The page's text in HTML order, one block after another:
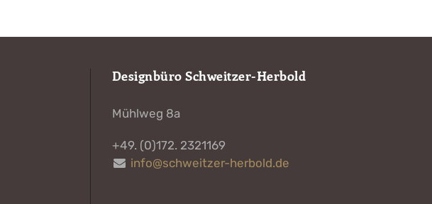
Designbüro Schweitzer-Herbold
Mühlweg 8a
+49. (0)172. 2321169
info@schweitzer-herbold.de